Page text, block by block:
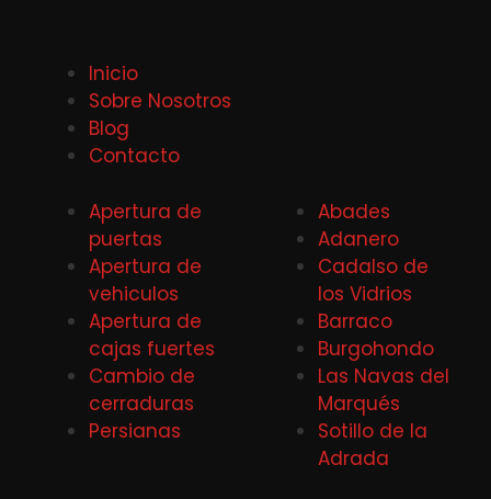
Inicio
Sobre Nosotros
Blog
Contacto
Apertura de
puertas
Apertura de
vehiculos
Apertura de
cajas fuertes
Cambio de
cerraduras
Persianas
Abades
Adanero
Cadalso de
los Vidrios
Barraco
Burgohondo
Las Navas del
Marqués
Sotillo de la
Adrada